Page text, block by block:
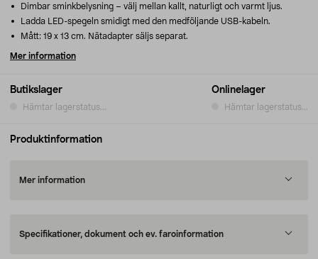
Butikslager
Hämtar lagerstatus...
Onlinelager
Hämtar lagerstatus...
Dimbar sminkbelysning – välj mellan kallt, naturligt och varmt ljus.
Ladda LED-spegeln smidigt med den medföljande USB-kabeln.
Mått: 19 x 13 cm. Nätadapter säljs separat.
Mer information
Produktinformation
Mer information
Specifikationer, dokument och ev. faroinformation